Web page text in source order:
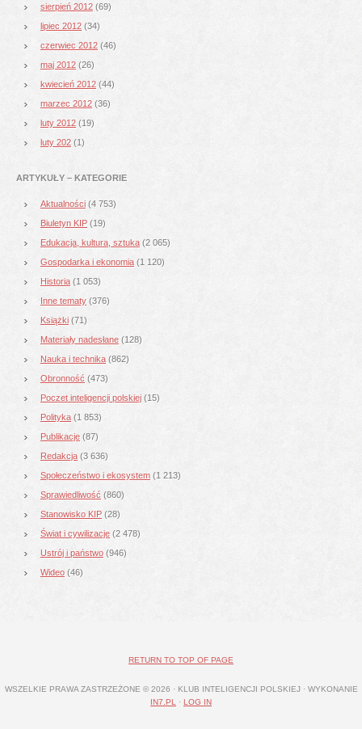
sierpień 2012 (69)
lipiec 2012 (34)
czerwiec 2012 (46)
maj 2012 (26)
kwiecień 2012 (44)
marzec 2012 (36)
luty 2012 (19)
luty 202 (1)
ARTYKUŁY – KATEGORIE
Aktualności (4 753)
Biuletyn KIP (19)
Edukacja, kultura, sztuka (2 065)
Gospodarka i ekonomia (1 120)
Historia (1 053)
Inne tematy (376)
Książki (71)
Materiały nadesłane (128)
Nauka i technika (862)
Obronność (473)
Poczet inteligencji polskiej (15)
Polityka (1 853)
Publikacje (87)
Redakcja (3 636)
Społeczeństwo i ekosystem (1 213)
Sprawiedliwość (860)
Stanowisko KIP (28)
Świat i cywilizacje (2 478)
Ustrój i państwo (946)
Wideo (46)
RETURN TO TOP OF PAGE
WSZELKIE PRAWA ZASTRZEŻONE © 2026 · KLUB INTELIGENCJI POLSKIEJ · WYKONANIE
IN7.PL
· LOG IN